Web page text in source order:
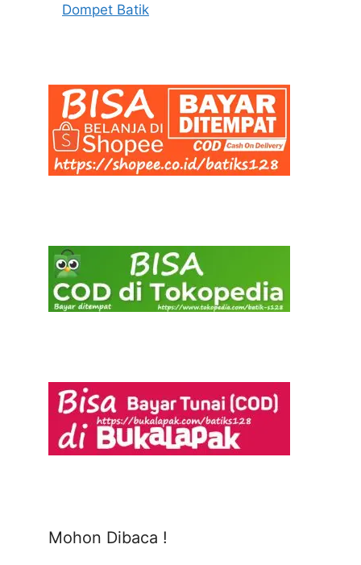
Dompet Batik
Mohon Dibaca !